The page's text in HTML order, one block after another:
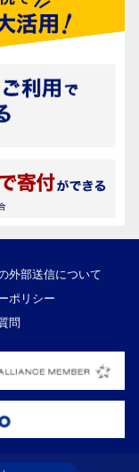
外部送信について
ポリシー
問